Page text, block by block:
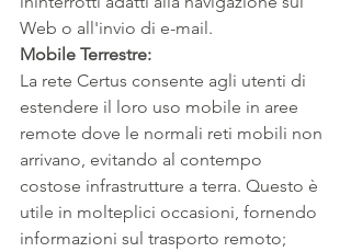
Web o all'invio di e-mail.
Mobile Terrestre:
La rete Certus consente agli utenti di
estendere il loro uso mobile in aree
remote dove le normali reti mobili non
arrivano, evitando al contempo
costose infrastrutture a terra. Questo è
utile in molteplici occasioni, fornendo
informazioni sul trasporto remoto;